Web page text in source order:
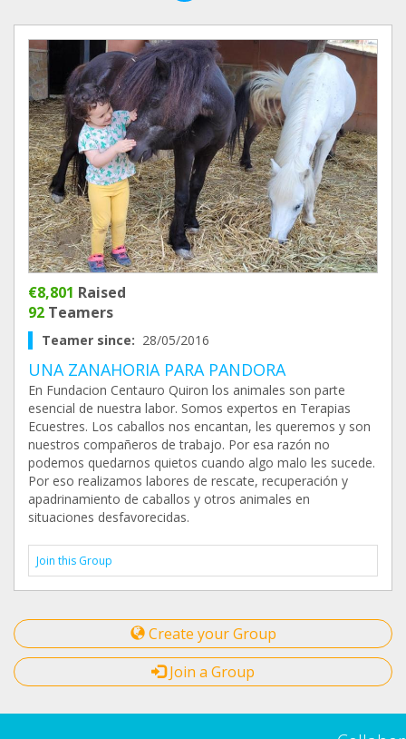
€8,801 Raised
92 Teamers
Teamer since: 28/05/2016
UNA ZANAHORIA PARA PANDORA
En Fundacion Centauro Quiron los animales son parte
esencial de nuestra labor. Somos expertos en Terapias
Ecuestres. Los caballos nos encantan, les queremos y son
nuestros compañeros de trabajo. Por esa razón no
podemos quedarnos quietos cuando algo malo les sucede.
Por eso realizamos labores de rescate, recuperación y
apadrinamiento de caballos y otros animales en
situaciones desfavorecidas.
Join this Group
Create your Group
Join a Group